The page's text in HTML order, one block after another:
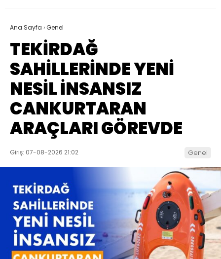
Ana Sayfa ›Genel
TEKİRDAĞ
SAHİLLERİNDE YENİ
NESİL İNSANSIZ
CANKURTARAN
ARAÇLARI GÖREVDE
Giriş: 07-08-2026 21:02 Genel